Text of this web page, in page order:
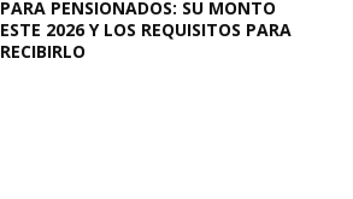
PARA PENSIONADOS: SU MONTO
ESTE 2026 Y LOS REQUISITOS PARA
RECIBIRLO